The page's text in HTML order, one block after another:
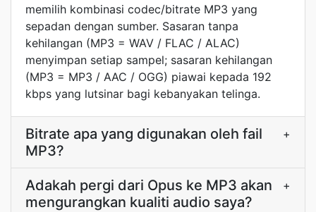
memilih kombinasi codec/bitrate MP3 yang
sepadan dengan sumber. Sasaran tanpa
kehilangan (MP3 = WAV / FLAC / ALAC)
menyimpan setiap sampel; sasaran kehilangan
(MP3 = MP3 / AAC / OGG) piawai kepada 192
kbps yang lutsinar bagi kebanyakan telinga.
Bitrate apa yang digunakan oleh fail
MP3?
+
Adakah pergi dari Opus ke MP3 akan
mengurangkan kualiti audio saya?
+